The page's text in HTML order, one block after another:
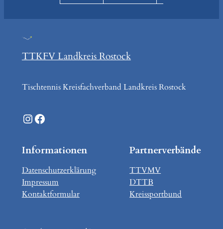
TTKFV Landkreis Rostock
Tischtennis Kreisfachverband Landkreis Rostock
Instagram Facebook
Informationen
Datenschutzerklärung
Impressum
Kontaktformular
Partnerverbände
TTVMV
DTTB
Kreissportbund